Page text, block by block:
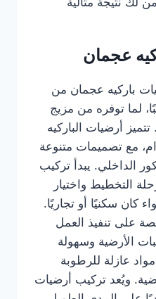
عجمان
باركيه عجمان من
لما توفره من مزيج
أرضيات الباركيه
مع تصميمات متنوعة
الداخلي. يبدأ تركيب
التخطيط واختيار
كان سكنيًا أو تجاريًا.
على تنفيذ العمل
الأرضية وسهولة
عازلة للرطوبة
ويُعد تركيب أرضيات